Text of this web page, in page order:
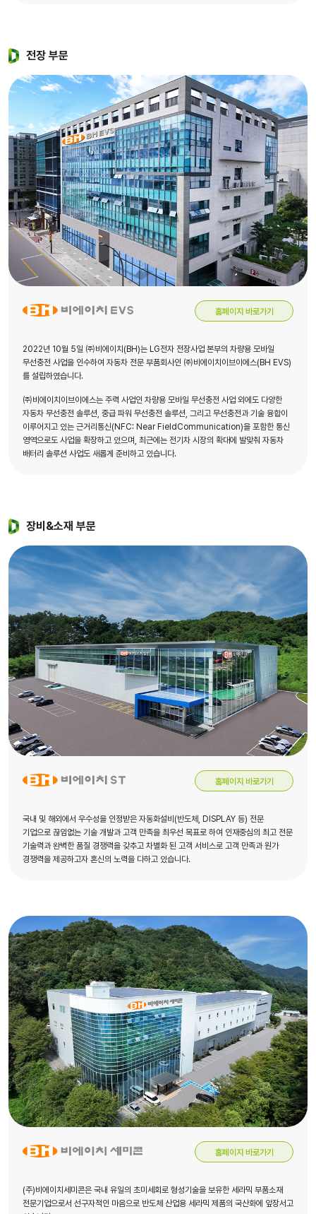
전장 부문
홈페이지 바로가기
2022년 10월 5일 ㈜비에이치(BH)는 LG전자 전장사업 본부의 차량용 모바일
무선충전 사업을 인수하여 자동차 전문 부품회사인 ㈜비에이치이브이에스(BH EVS)
를 설립하였습니다.
㈜비에이치이브이에스는 주력 사업인 차량용 모바일 무선충전 사업 외에도 다양한
자동차 무선충전 솔루션, 중급 파워 무선충전 솔루션, 그리고 무선충전과 기술 융합이
이루어지고 있는 근거리통신(NFC: Near FieldCommunication)을 포함한 통신
영역으로도 사업을 확장하고 있으며, 최근에는 전기차 시장의 확대에 발맞춰 자동차
배터리 솔루션 사업도 새롭게 준비하고 있습니다.
장비&소재 부문
홈페이지 바로가기
국내 및 해외에서 우수성을 인정받은 자동화설비(반도체, DISPLAY 등) 전문
기업으로 끊임없는 기술 개발과 고객 만족을 최우선 목표로 하여 인재중심의 최고 전문
기술력과 완벽한 품질 경쟁력을 갖추고 차별화 된 고객 서비스로 고객 만족과 원가
경쟁력을 제공하고자 혼신의 노력을 다하고 있습니다.
홈페이지 바로가기
(주)비에이치세미콘은 국내 유일의 초미세회로 형성기술을 보유한 세라믹 부품소재
전문기업으로서 선구자적인 마음으로 반도체 산업용 세라믹 제품의 국산화에 앞장서고